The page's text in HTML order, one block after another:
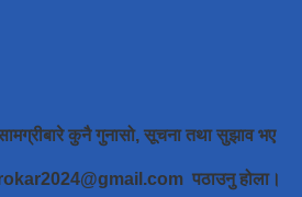
कुनै गुनासो, सूचना तथा सुझाव भए
पठाउनु होला।